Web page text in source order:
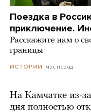
Поездка в
приключение.
Расскажите нам о
границы
ИСТОРИИ час назад
На Камчатке из-
дня полностью